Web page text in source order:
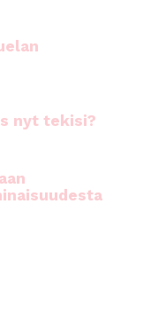
nyt tekisi?